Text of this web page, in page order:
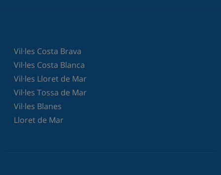
Vil·les Costa Brava
Vil·les Costa Blanca
Vil·les Lloret de Mar
Vil·les Tossa de Mar
Vil·les Blanes
Lloret de Mar